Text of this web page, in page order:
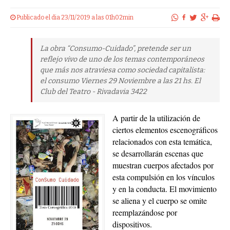
Publicado el dia 23/11/2019 a las 01h02min
La obra “Consumo-Cuidado”, pretende ser un
reflejo vivo de uno de los temas contemporáneos
que más nos atraviesa como sociedad capitalista:
el consumo Viernes 29 Noviembre a las 21 hs. El
Club del Teatro - Rivadavia 3422
A partir de la utilización de
ciertos elementos escenográficos
relacionados con esta temática,
se desarrollarán escenas que
muestran cuerpos afectados por
esta compulsión en los vínculos
y en la conducta. El movimiento
se aliena y el cuerpo se omite
reemplazándose por
dispositivos.